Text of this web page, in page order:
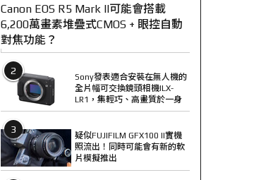
Canon EOS R5 Mark II可能會搭載
6,200萬畫素堆疊式CMOS + 眼控自動
對焦功能？
2
Sony發表適合安裝在無人機的
全片幅可交換鏡頭相機ILX-
LR1，集輕巧、高畫質於一身
3
疑似FUJIFILM GFX100 II實機
照流出！同時可能會有新的軟
片模擬推出